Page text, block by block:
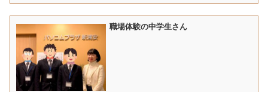
職場体験の中学生さん